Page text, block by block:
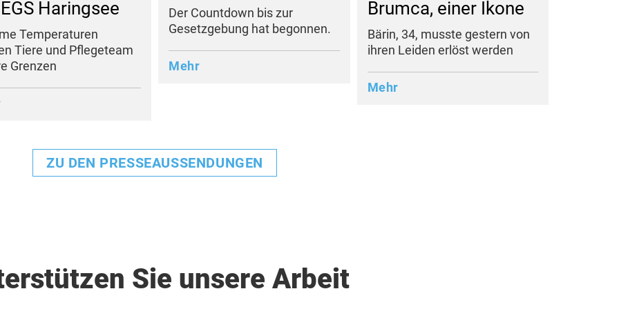
Haringsee
Temperaturen
Tiere und Pflegeteam
Grenzen
Der Countdown bis zur
Gesetzgebung hat begonnen.
Mehr
Brumca, einer Ikone
Bärin, 34, musste gestern von
ihren Leiden erlöst werden
Mehr
ZU DEN PRESSEAUSSENDUNGEN
Sie unsere Arbeit